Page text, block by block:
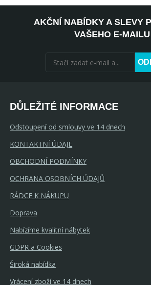
AKČNÍ NABÍDKY A SLEVY
VAŠEHO E-MAILU
DŮLEŽITÉ INFORMACE
Odstoupení od smlouvy ve 14 dnech
KONTAKTNÍ ÚDAJE
OBCHODNÍ PODMÍNKY
OCHRANA OSOBNÍCH ÚDAJŮ
RÁDCE K NÁKUPU
Doprava
Nabízíme kvalitní nábytek
GDPR a Cookies
Široká nabídka
Vrácení zboží ve 14 dnech